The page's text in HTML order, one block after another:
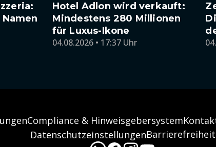
Hotel Adlon wird verkauft:
Mindestens 280 Millionen
für Luxus-Ikone
04.08.2026 • 17:37 Uhr
Compliance & Hinweisgebersystem
DatenschutzeinstellungenBarrierefreiheit